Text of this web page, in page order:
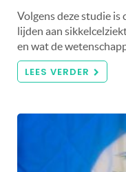
Volgens deze studie is
lijden aan
en wat de
LEES VERDER